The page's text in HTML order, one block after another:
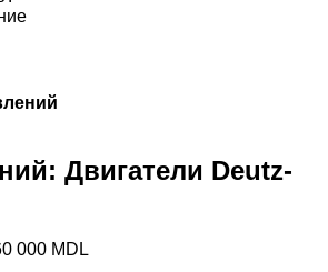
Двигатели Deutz-
000 MDL